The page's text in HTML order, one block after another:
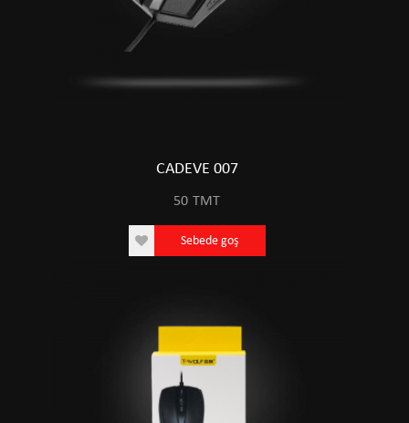
CADEVE 007
50 TMT
Sebede goş